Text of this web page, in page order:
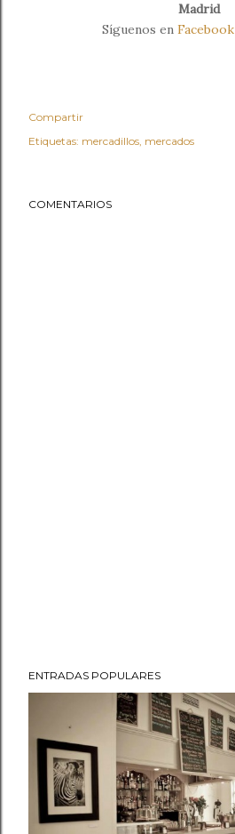
Madrid
Síguenos en Facebook
Compartir
Etiquetas: mercadillos mercados
COMENTARIOS
ENTRADAS POPULARES